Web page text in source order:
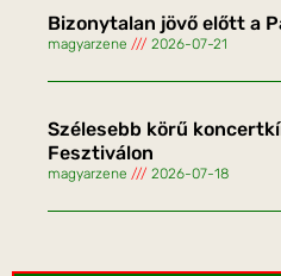
Bizonytalan jövő előtt a
magyarzene 2026-07-21
Szélesebb körű
Fesztiválon
magyarzene 2026-07-18